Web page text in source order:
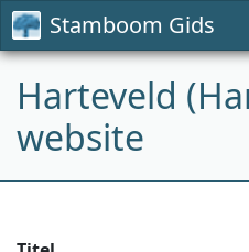
Stamboom Gids
Harteveld
website